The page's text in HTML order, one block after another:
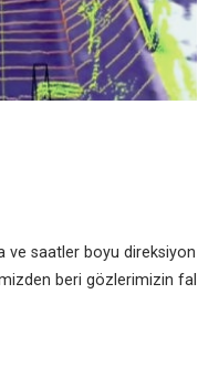
ve saatler boyu direksiyon
beri gözlerimizin fal